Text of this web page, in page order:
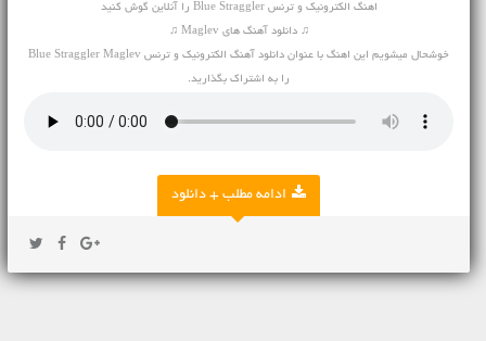
اهنگ الکترونیک و ترنس Blue Straggler را آنلاین گوش کنید
♫ دانلود آهنگ های Maglev ♫
خوشحال میشویم این اهنگ با عنوان دانلود آهنگ الکترونیک و ترنس Blue Straggler Maglev
را به اشتراک بگذارید.
ادامه مطلب + دانلود